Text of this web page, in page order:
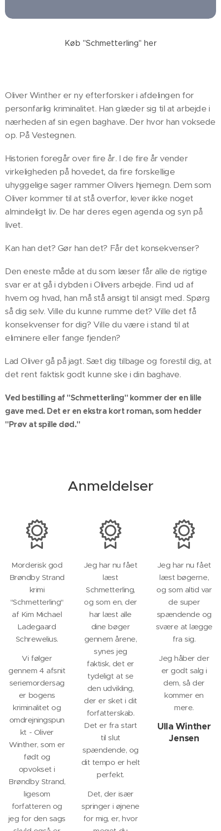
Køb "Schmetterling" her
Oliver Winther er ny efterforsker i afdelingen for
personfarlig kriminalitet. Han glæder sig til at arbejde i
nærheden af sin egen baghave. Der hvor han voksede
op. På Vestegnen.
Historien foregår over fire år. I de fire år vender
virkeligheden på hovedet, da fire forskellige
uhyggelige sager rammer Olivers hjemegn. Dem som
Oliver kommer til at stå overfor, lever ikke noget
almindeligt liv. De har deres egen agenda og syn på
livet.
Kan han det? Gør han det? Får det konsekvenser?
Den eneste måde at du som læser får alle de rigtige
svar er at gå i dybden i Olivers arbejde. Find ud af
hvem og hvad, han må stå ansigt til ansigt med. Spørg
så dig selv. Ville du kunne rumme det? Ville det få
konsekvenser for dig? Ville du være i stand til at
eliminere eller fange fjenden?
Lad Oliver gå på jagt. Sæt dig tilbage og forestil dig, at
det rent faktisk godt kunne ske i din baghave.
Ved bestilling af "Schmetterling" kommer der en lille
gave med. Det er en ekstra kort roman, som hedder
"Prøv at spille død."
Anmeldelser
Morderisk god
Brøndby Strand
krimi
"Schmetterling"
af Kim Michael
Ladegaard
Schrewelius.
Vi følger
gennem 4 afsnit
seriemordersag
er bogens
kriminalitet og
omdrejningspun
kt - Oliver
Winther, som er
født og
opvokset i
Brøndby Strand,
ligesom
forfatteren og
jeg for den sags
Jeg har nu fået
læst
Schmetterling,
og som en, der
har læst alle
dine bøger
gennem årene,
synes jeg
faktisk, det er
tydeligt at se
den udvikling,
der er sket i dit
forfatterskab.
Det er fra start
til slut
spændende, og
dit tempo er helt
perfekt.
Det, der især
springer i øjnene
for mig, er, hvor
Jeg har nu fået
læst bøgerne,
og som altid var
de super
spændende og
svære at lægge
fra sig.
Jeg håber der
er godt salg i
dem, så der
kommer en
mere.
Ulla Winther
Jensen